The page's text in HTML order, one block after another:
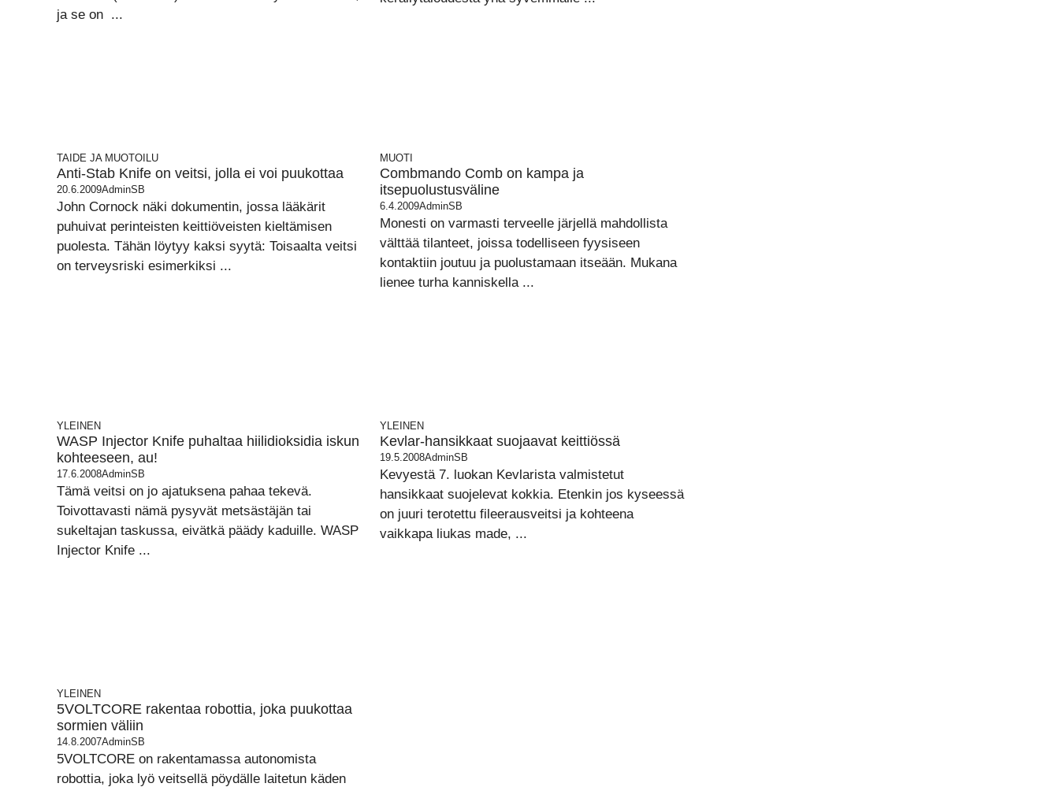
ja se on ...
TAIDE JA MUOTOILU
Anti-Stab Knife on veitsi, jolla ei voi puukottaa
20.6.2009AdminSB
John Cornock näki dokumentin, jossa lääkärit
puhuivat perinteisten keittiöveisten kieltämisen
puolesta. Tähän löytyy kaksi syytä: Toisaalta veitsi
on terveysriski esimerkiksi ...
MUOTI
Combmando Comb on kampa ja
itsepuolustusväline
6.4.2009AdminSB
Monesti on varmasti terveelle järjellä mahdollista
välttää tilanteet, joissa todelliseen fyysiseen
kontaktiin joutuu ja puolustamaan itseään. Mukana
lienee turha kanniskella ...
YLEINEN
WASP Injector Knife puhaltaa hiilidioksidia iskun
kohteeseen, au!
17.6.2008AdminSB
Tämä veitsi on jo ajatuksena pahaa tekevä.
Toivottavasti nämä pysyvät metsästäjän tai
sukeltajan taskussa, eivätkä päädy kaduille. WASP
Injector Knife ...
YLEINEN
Kevlar-hansikkaat suojaavat keittiössä
19.5.2008AdminSB
Kevyestä 7. luokan Kevlarista valmistetut
hansikkaat suojelevat kokkia. Etenkin jos kyseessä
on juuri terotettu fileerausveitsi ja kohteena
vaikkapa liukas made, ...
YLEINEN
5VOLTCORE rakentaa robottia, joka puukottaa
sormien väliin
14.8.2007AdminSB
5VOLTCORE on rakentamassa autonomista
robottia, joka lyö veitsellä pöydälle laitetun käden